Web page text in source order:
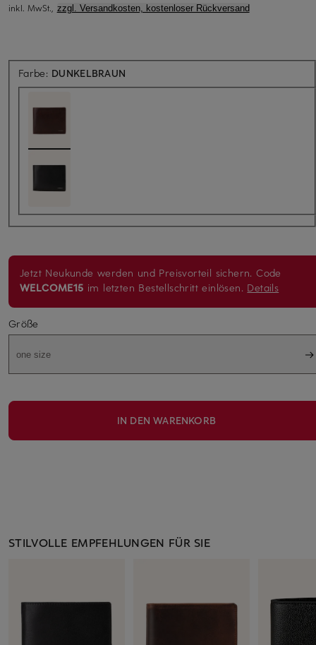
inkl. MwSt., zzgl. Versandkosten, kostenloser Rückversand
Farbe: DUNKELBRAUN
Jetzt Neukunde werden und Preisvorteil sichern. Code
WELCOME15 im letzten Bestellschritt einlösen. Details
Größe
one size
IN DEN WARENKORB
STILVOLLE EMPFEHLUNGEN FÜR SIE